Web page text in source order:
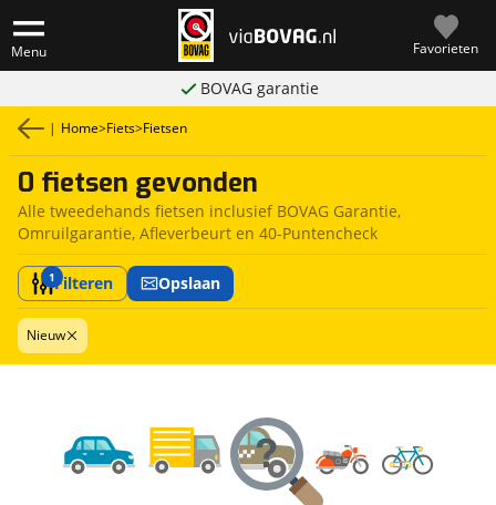
Menu Favorieten
BOVAG garantie
| Home>Fiets>Fietsen
0 fietsen gevonden
Alle tweedehands fietsen inclusief BOVAG Garantie,
Omruilgarantie, Afleverbeurt en 40-Puntencheck
1Filteren Opslaan
Nieuw